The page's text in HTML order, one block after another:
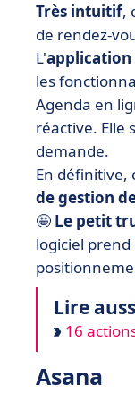
Très intuitif,
de rendez-
L'
les
Agenda en
réactive. Elle
demande.
En
de gestion
🤩 Le petit
logiciel
Lire
16
Asana